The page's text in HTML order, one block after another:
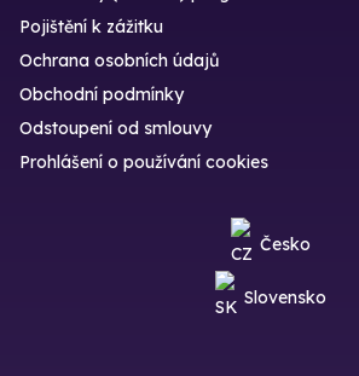
Pojištění k zážitku
Ochrana osobních údajů
Obchodní podmínky
Odstoupení od smlouvy
Prohlášení o používání cookies
Česko
Slovensko